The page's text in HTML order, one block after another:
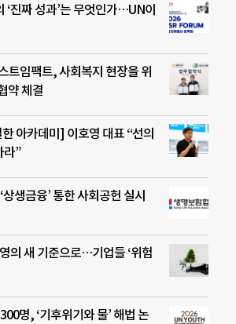
‘진짜 성과’는 무엇인가…UN이
트임팩트, 사회복지 현장을 위
약 체결
아카데미] 이호영 대표 “선의
라”
생금융’ 통한 사회공헌 실시
의 새 기준으로…기업들 ‘위험
명, ‘기후위기와 물’ 해법 논